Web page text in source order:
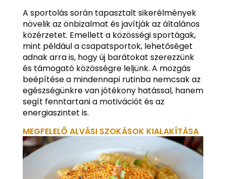
A sportolás során tapasztalt sikerélmények
növelik az önbizalmat és javítják az általános
közérzetet. Emellett a közösségi sportágak,
mint például a csapatsportok, lehetőséget
adnak arra is, hogy új barátokat szerezzünk
és támogató közösségre leljünk. A mozgás
beépítése a mindennapi rutinba nemcsak az
egészségünkre van jótékony hatással, hanem
segít fenntartani a motivációt és az
energiaszintet is.
MEGFELELŐ ALVÁSI SZOKÁSOK KIALAKÍTÁSA